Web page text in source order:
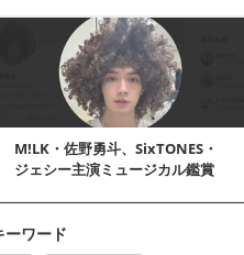
M!LK・佐野勇斗、SixTONES・
ジェシー主演ミュージカル鑑賞
ーワード